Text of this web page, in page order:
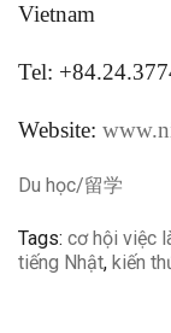
Vietnam
Tel:
Website:
Du học/留学
Tags: cơ hội việc
tiếng Nhật, kiến